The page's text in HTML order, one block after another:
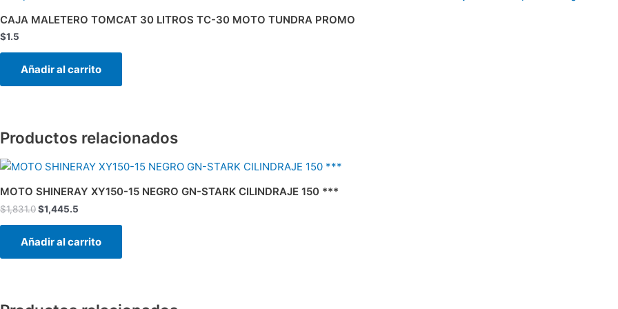
CAJA MALETERO TOMCAT 30 LITROS TC-30 MOTO TUNDRA PROMO
$1.5
Añadir al carrito
Productos relacionados
MOTO SHINERAY XY150-15 NEGRO GN-STARK CILINDRAJE 150 ***
$1,831.0
El
original
era:
$1,831.0.
$1,445.5
El
actual
es:
Añadir al carrito